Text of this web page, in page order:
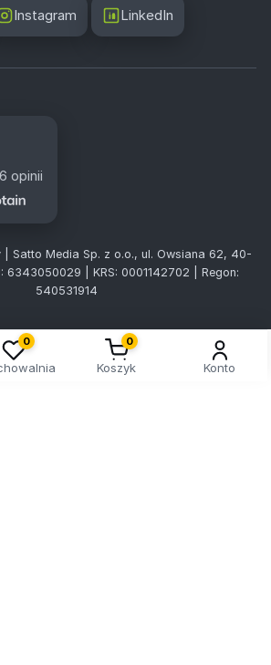
Instagram LinkedIn
opinii
Satto Media Sp. z o.o., ul. Owsiana 62, 40-
6343050029 | KRS: 0001142702 | Regon:
540531914
0 0
Koszyk Konto